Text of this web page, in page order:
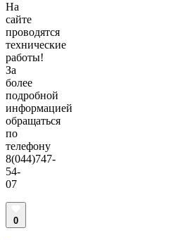
На
сайте
проводятся
технические
работы!
За
более
подробной
информацией
обращаться
по
телефону
8(044)747-
54-
07
0